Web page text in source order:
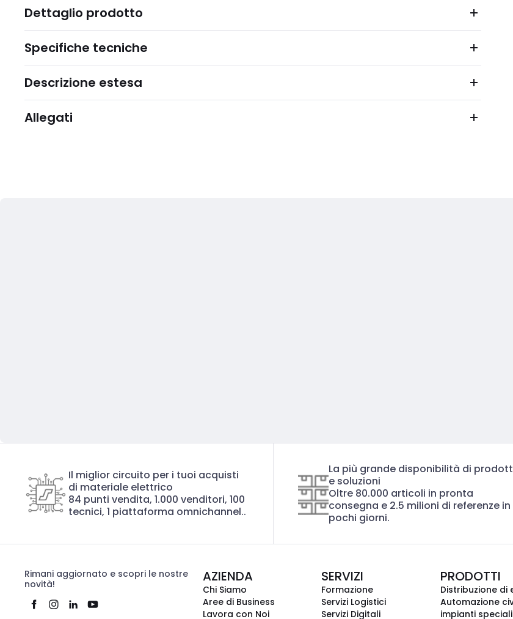
Dettaglio prodotto
Specifiche tecniche
Descrizione estesa
Allegati
Il miglior circuito per i tuoi acquisti
di materiale elettrico
84 punti vendita, 1.000 venditori, 100
tecnici, 1 piattaforma omnichannel..
La più grande disponibilità di
e soluzioni
Oltre 80.000 articoli in pronta
consegna e 2.5 milioni di referenze in
pochi giorni.
Rimani aggiornato e scopri le nostre
novità!
AZIENDA
Chi Siamo
Aree di Business
Lavora con Noi
SERVIZI
Formazione
Servizi Logistici
Servizi Digitali
PRODOTTI
Distribuzione di
Automazione
impianti speciali